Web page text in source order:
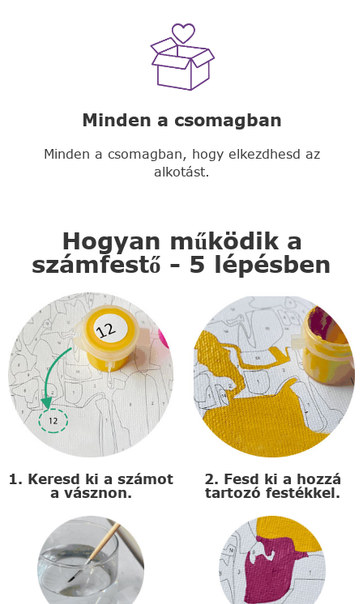
Minden a csomagban
Minden a csomagban, hogy elkezdhesd az
alkotást.
Hogyan működik a
számfestő - 5 lépésben
1. Keresd ki a számot
a vásznon.
2. Fesd ki a hozzá
tartozó festékkel.